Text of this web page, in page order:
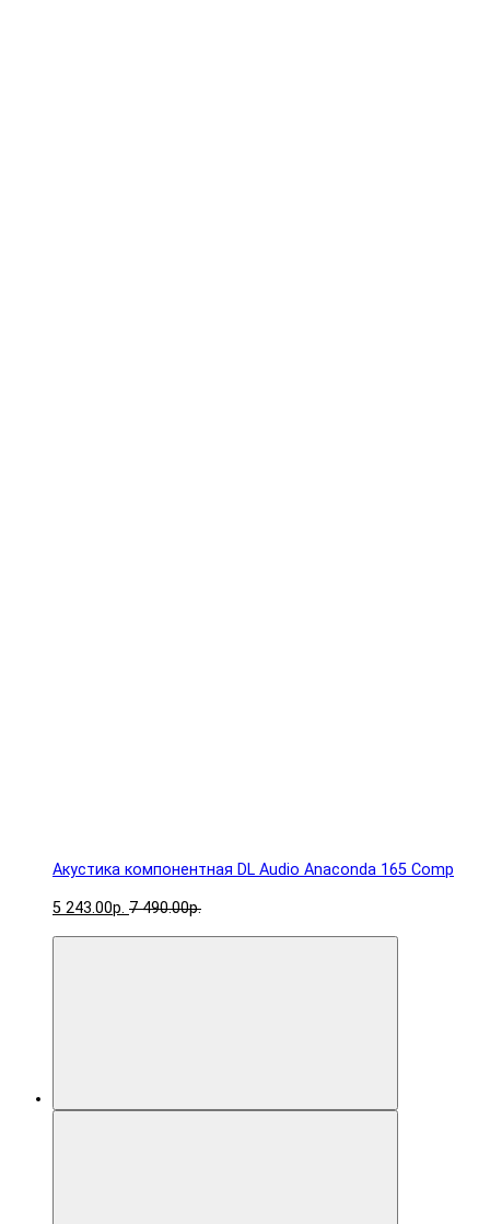
Акустика компонентная DL Audio Anaconda 165 Comp
5 243.00р. 7 490.00р.